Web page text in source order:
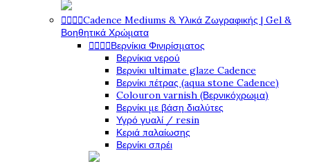
Cadence Mediums & Υλικά Ζωγραφικής | Gel &
Βοηθητικά Χρώματα
Βερνίκια Φινιρίσματος
Βερνίκια νερού
Βερνίκι ultimate glaze Cadence
Βερνίκι πέτρας (aqua stone Cadence)
Colouron varnish (Βερνικόχρωμα)
Βερνίκι με βάση διαλύτες
Υγρό γυαλί / resin
Κεριά παλαίωσης
Βερνίκι σπρέι